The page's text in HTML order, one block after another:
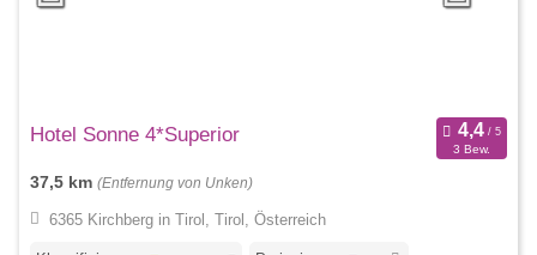
Hotel Sonne 4*Superior
3 Bew.
37,5 km (Entfernung von Unken)
6365 Kirchberg in Tirol, Tirol, Österreich